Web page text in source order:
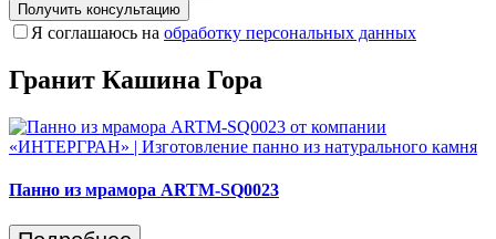
Получить консультацию
Я соглашаюсь на обработку персональных данных
Гранит Кашина Гора
Панно из мрамора ARTM-SQ0023